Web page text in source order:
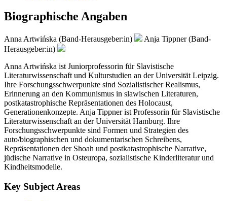
Biographische Angaben
Anna Artwińska (Band-Herausgeber:in)
Anja Tippner (Band-
Herausgeber:in)
Anna Artwińska ist Juniorprofessorin für Slavistische
Literaturwissenschaft und Kulturstudien an der Universität Leipzig.
Ihre Forschungsschwerpunkte sind Sozialistischer Realismus,
Erinnerung an den Kommunismus in slawischen Literaturen,
postkatastrophische Repräsentationen des Holocaust,
Generationenkonzepte. Anja Tippner ist Professorin für Slavistische
Literaturwissenschaft an der Universität Hamburg. Ihre
Forschungsschwerpunkte sind Formen und Strategien des
auto/biographischen und dokumentarischen Schreibens,
Repräsentationen der Shoah und postkatastrophische Narrative,
jüdische Narrative in Osteuropa, sozialistische Kinderliteratur und
Kindheitsmodelle.
Key Subject Areas